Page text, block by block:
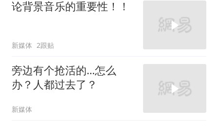
论背景音乐的重要性！！
新媒体 2跟贴
旁边有个抢活的…怎么
办？人都过去了？
新媒体